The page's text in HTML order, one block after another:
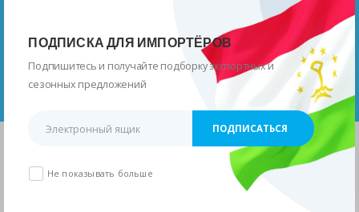
ПОДПИСКА ДЛЯ ИМПОРТЁРОВ
Подпишитесь и получайте подборку экспортных и
сезонных предложений
Не показывать больше
Агентства по экспорту при Правительстве
Республики Таджикистан
ПЕРЕЙТИ
г.Душанбе, ул.М.Турсунзода 23